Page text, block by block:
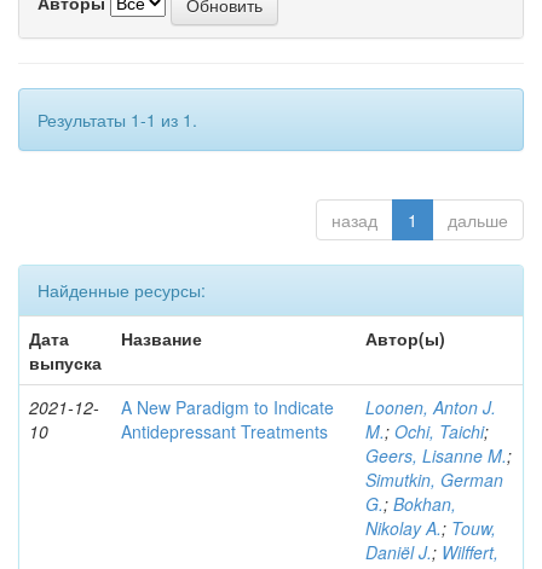
Результаты 1-1 из 1.
назад 1 дальше
Найденные ресурсы:
Дата
выпуска
Название Автор(ы)
2021-12-
10
A New Paradigm to Indicate
Antidepressant Treatments
Loonen, Anton J.
M.; Ochi, Taichi;
Geers, Lisanne M.;
Simutkin, German
G.; Bokhan,
Nikolay A.; Touw,
Daniël J.; Wilffert,